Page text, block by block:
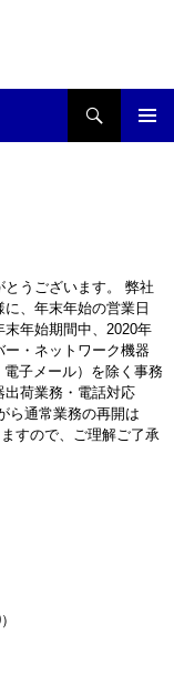
うございます。 弊社
、年末年始の営業日
年始期間中、2020年
ー・ネットワーク機器
子メール）を除く事務
出荷業務・電話対応
ら通常業務の再開は
すので、ご理解ご了承